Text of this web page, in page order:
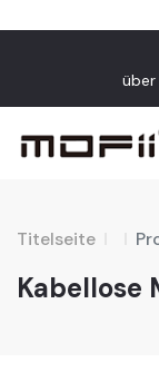
über
Titelseite
Kabellose